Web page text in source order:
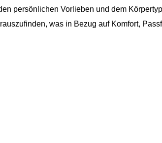
persönlichen Vorlieben und dem
was in Bezug auf Komfort,